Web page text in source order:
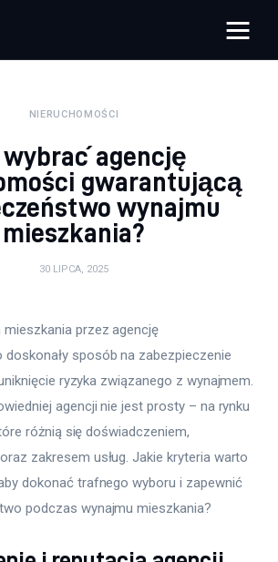
Unite
budowlane
NIERUCHOMOŚCI
wybrać agencję
gwarantującą
wynajmu
mieszkania?
30 LIPCA, 2025
mieszkania przez agencję
sposób na zabezpieczenie
ryzyka związanego z wynajmem.
agencji nie jest prosty – na rynku
różnią się doświadczeniem,
zakresem usług. Jakie kryteria warto
dokonać trafnego wyboru i zapewnić
podczas wynajmu mieszkania?